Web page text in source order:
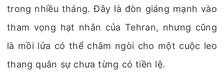
trong nhiều tháng. Đây là đòn giáng mạnh vào
tham vọng hạt nhân của Tehran, nhưng cũng
là mồi lửa có thể châm ngòi cho một cuộc leo
thang quân sự chưa từng có tiền lệ.